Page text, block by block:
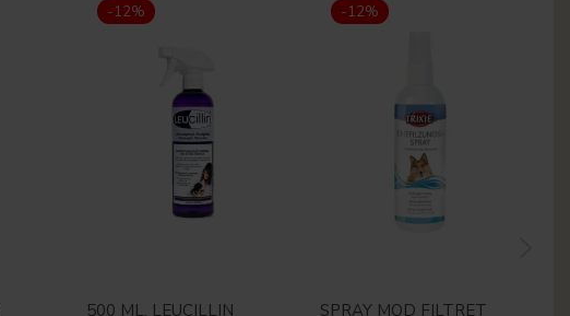
-12%
500 ML. LEUCILLIN
-12%
SPRAY MOD FILTRET